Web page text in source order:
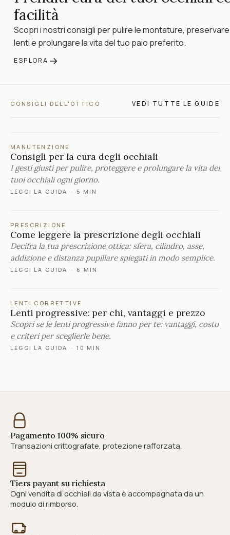
facilità
Scopri i nostri consigli per pulire le montature,
lenti e prolungare la vita del tuo paio preferito.
ESPLORA →
CONSIGLI DELL'OTTICO VEDI TUTTE LE GUIDE
MANUTENZIONE
Consigli per la cura degli occhiali
I gesti giusti per pulire, proteggere e prolungare la vita dei
tuoi occhiali ogni giorno.
LEGGI LA GUIDA · 5 MIN
PRESCRIZIONE
Come leggere la prescrizione degli occhiali
Decifra la tua prescrizione ottica: sfera, cilindro, asse,
addizione e distanza pupillare spiegati in modo semplice.
LEGGI LA GUIDA · 6 MIN
LENTI CORRETTIVE
Lenti progressive: per chi, vantaggi e prezzo
Scopri se le lenti progressive fanno per te: vantaggi, costo
e criteri per sceglierle bene.
LEGGI LA GUIDA · 10 MIN
Pagamento 100% sicuro
Transazioni crittografate, protezione rafforzata.
Tiers payant su richiesta
Ogni vendita di occhiali da vista è accompagnata da un
modulo di rimborso.